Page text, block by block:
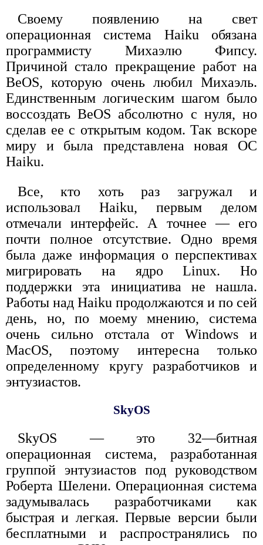
Своему появлению на свет
операционная система Haiku обязана
программисту Михаэлю Фипсу.
Причиной стало прекращение работ на
BeOS, которую очень любил Михаэль.
Единственным логическим шагом было
воссоздать BeOS абсолютно с нуля, но
сделав ее с открытым кодом. Так вскоре
миру и была представлена новая ОС
Haiku.
Все, кто хоть раз загружал и
использовал Haiku, первым делом
отмечали интерфейс. А точнее — его
почти полное отсутствие. Одно время
была даже информация о перспективах
мигрировать на ядро Linux. Но
поддержки эта инициатива не нашла.
Работы над Haiku продолжаются и по сей
день, но, по моему мнению, система
очень сильно отстала от Windows и
MacOS, поэтому интересна только
определенному кругу разработчиков и
энтузиастов.
SkyOS
SkyOS — это 32—битная
операционная система, разработанная
группой энтузиастов под руководством
Роберта Шелени. Операционная система
задумывалась разработчиками как
быстрая и легкая. Первые версии были
бесплатными и распространялись по